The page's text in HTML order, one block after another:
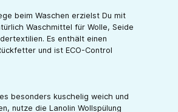
beim Waschen erzielst Du mit
Waschmittel für Wolle, Seide
Es enthält einen
und ist ECO-Control
besonders kuschelig weich und
nutze die Lanolin Wollspülung